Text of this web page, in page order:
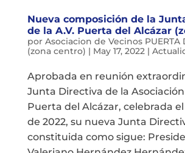
Nueva composición de la
de la A.V. Puerta del Alcázar
por Asociacion de Vecinos PUERTA
(zona centro) | May 17, 2022 |
Aprobada en reunión
Junta Directiva de la
Puerta del Alcázar, celebrada
de 2022, su nueva Junta
constituida como sigue: